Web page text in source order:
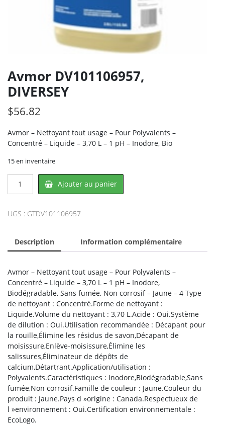
Avmor DV101106957,
DIVERSEY
$56.82
Avmor – Nettoyant tout usage – Pour Polyvalents –
Concentré – Liquide – 3,70 L – 1 pH – Inodore, Bio
15 en inventaire
DV101106957,
Ajouter au panier
UGS : GTDV101106957
Description Information complémentaire
Avmor – Nettoyant tout usage – Pour Polyvalents –
Concentré – Liquide – 3,70 L – 1 pH – Inodore,
Biodégradable, Sans fumée, Non corrosif – Jaune – 4 Type
de nettoyant : Concentré.Forme de nettoyant :
Liquide.Volume du nettoyant : 3,70 L.Acide : Oui.Système
de dilution : Oui.Utilisation recommandée : Décapant pour
la rouille,Élimine les résidus de savon,Décapant de
moisissure,Enlève-moisissure,Élimine les
salissures,Éliminateur de dépôts de
calcium,Détartrant.Application/utilisation :
Polyvalents.Caractéristiques : Inodore,Biodégradable,Sans
fumée,Non corrosif.Famille de couleur : Jaune.Couleur du
produit : Jaune.Pays d »origine : Canada.Respectueux de
l »environnement : Oui.Certification environnementale :
EcoLogo.